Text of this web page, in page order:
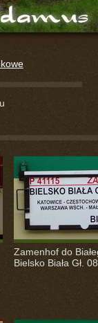
Zamenhof do
Bielsko Biała Gł.